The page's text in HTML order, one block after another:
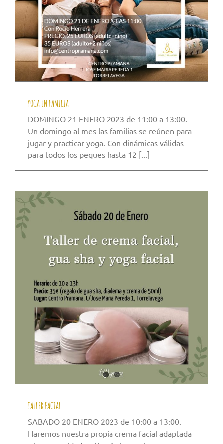
YOGA EN FAMILIA
DOMINGO 21 ENERO 2023 de 11:00 a 13:00.
Un domingo al mes las familias se reúnen para
jugar y practicar yoga. Con dinámicas válidas
para todos los peques hasta 12 [...]
TALLER FACIAL
SABADO 20 ENERO 2023 de 10:00 a 13:00.
Haremos nuestra propia crema facial adaptada